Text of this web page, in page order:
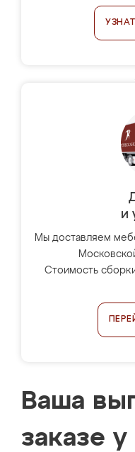
и
Мы доставляем
Стоимость
Ваша
заказе у